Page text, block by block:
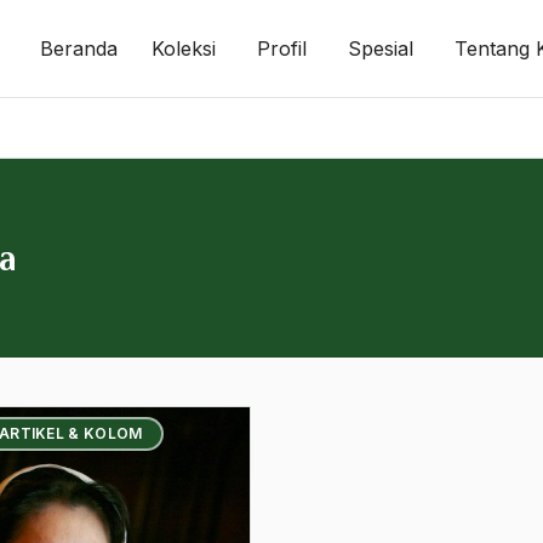
Beranda Koleksi Profil Spesial Tentang
& KOLOM